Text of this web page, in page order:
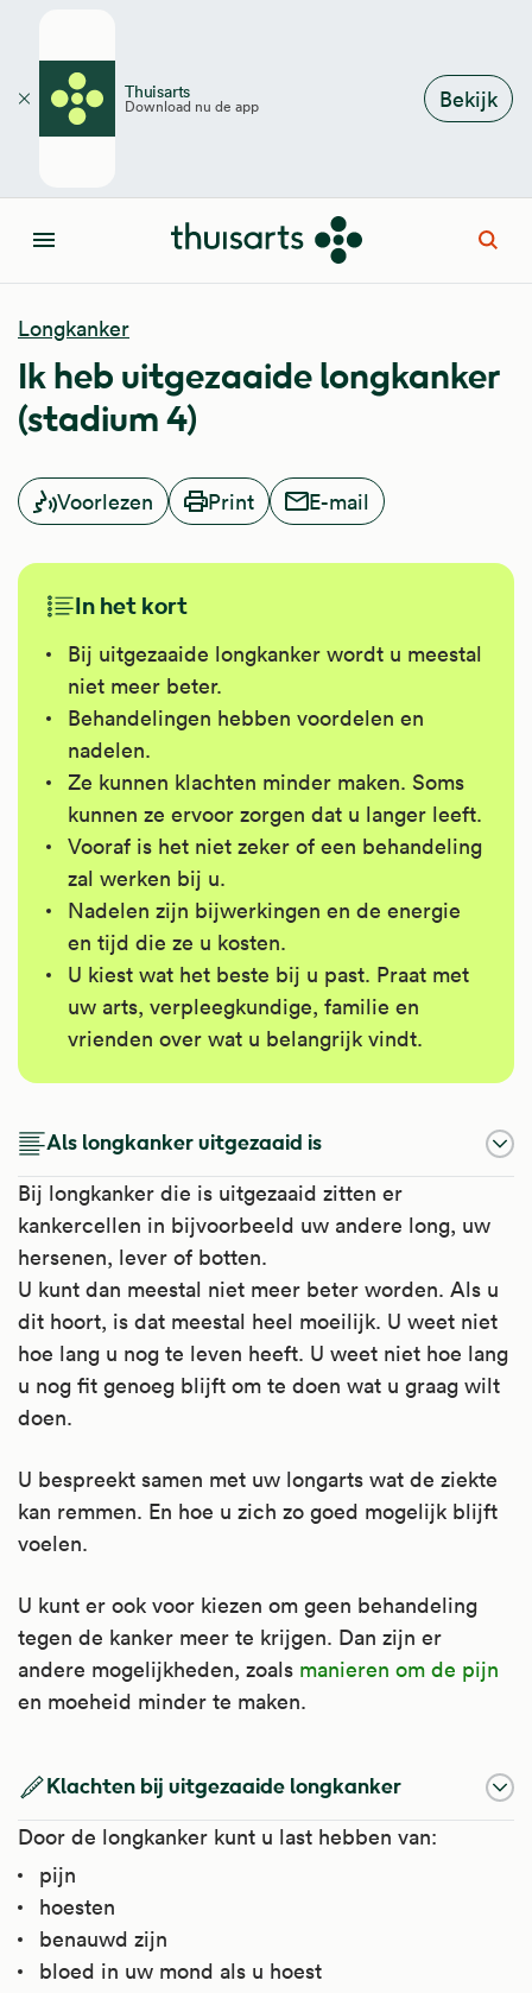
Thuisarts
Download nu de app Bekijk
Sluiten
Menu
Longkanker
Ik heb uitgezaaide longkanker
(stadium 4)
Voorlezen Print E-mail
In het kort
Bij uitgezaaide longkanker wordt u meestal
niet meer beter.
Behandelingen hebben voordelen en
nadelen.
Ze kunnen klachten minder maken. Soms
kunnen ze ervoor zorgen dat u langer leeft.
Vooraf is het niet zeker of een behandeling
zal werken bij u.
Nadelen zijn bijwerkingen en de energie
en tijd die ze u kosten.
U kiest wat het beste bij u past. Praat met
uw arts, verpleegkundige, familie en
vrienden over wat u belangrijk vindt.
Als longkanker uitgezaaid is
Bij longkanker die is uitgezaaid zitten er
kankercellen in bijvoorbeeld uw andere long, uw
hersenen, lever of botten.
U kunt dan meestal niet meer beter worden. Als u
dit hoort, is dat meestal heel moeilijk. U weet niet
hoe lang u nog te leven heeft. U weet niet hoe lang
u nog fit genoeg blijft om te doen wat u graag wilt
doen.
U bespreekt samen met uw longarts wat de ziekte
kan remmen. En hoe u zich zo goed mogelijk blijft
voelen.
U kunt er ook voor kiezen om geen behandeling
tegen de kanker meer te krijgen. Dan zijn er
andere mogelijkheden, zoals manieren om de pijn
en moeheid minder te maken.
Klachten bij uitgezaaide longkanker
Door de longkanker kunt u last hebben van:
pijn
hoesten
benauwd zijn
bloed in uw mond als u hoest